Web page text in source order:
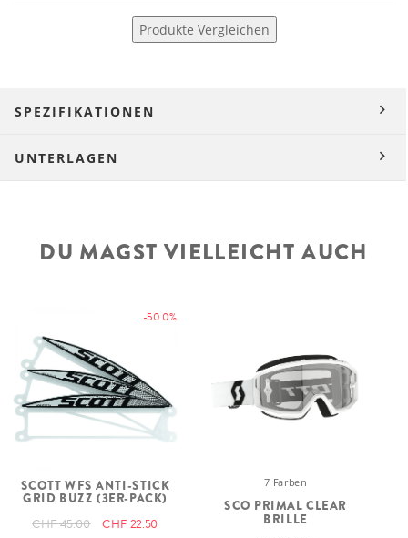
Produkte Vergleichen
SPEZIFIKATIONEN
UNTERLAGEN
DU MAGST VIELLEICHT AUCH
-50.0%
SCOTT WFS ANTI-STICK
GRID BUZZ (3ER-PACK)
CHF 45.00 CHF 22.50
7 Farben
SCO PRIMAL CLEAR
BRILLE